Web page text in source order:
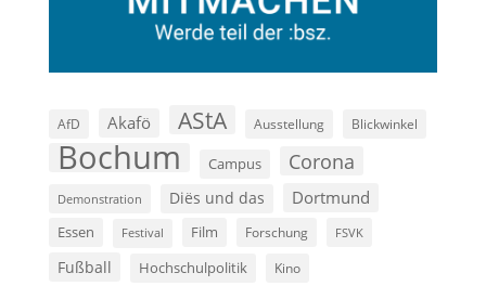
AfD Akafö AStA Ausstellung Blickwinkel
Bochum Campus Corona
Demonstration Diës und das Dortmund
Essen Festival Film Forschung FSVK
Fußball Hochschulpolitik Kino